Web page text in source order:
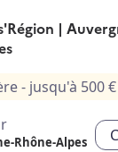
|
- jusqu'à 500€
Rhône-Alpes